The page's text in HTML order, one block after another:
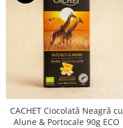
CACHET Ciocolată Neagră cu
Alune & Portocale 90g ECO